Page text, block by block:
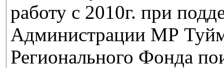
работу с 2010г. при
Администрации МР
Регионального Фонда